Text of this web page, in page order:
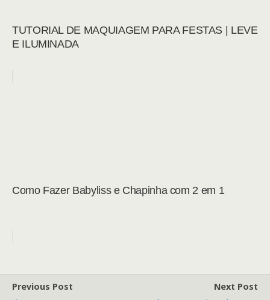
TUTORIAL DE MAQUIAGEM PARA FESTAS | LEVE
E ILUMINADA
Como Fazer Babyliss e Chapinha com 2 em 1
Previous Post
Next Post